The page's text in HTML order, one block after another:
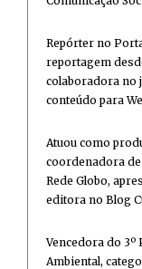
Repórter no
reportagem
colaboradora no
conteúdo para
Atuou como
coordenadora
Rede Globo,
editora no Blog
Vencedora do
Ambiental,